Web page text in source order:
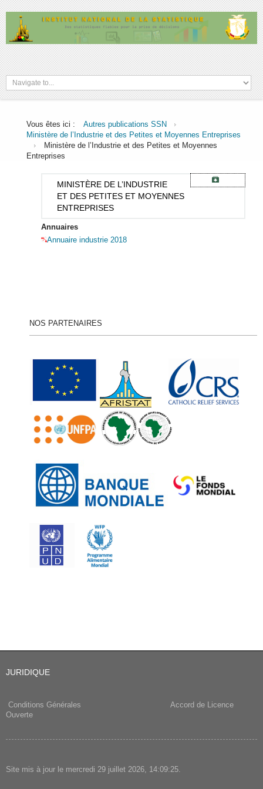
Vous êtes ici :
Autres publications SSN
Ministère de l’Industrie et des Petites et Moyennes Entreprises
Ministère de l’Industrie et des Petites et Moyennes
Entreprises
MINISTÈRE DE L’INDUSTRIE
ET DES PETITES ET MOYENNES
ENTREPRISES
Annuaires
Annuaire industrie 2018
NOS PARTENAIRES
JURIDIQUE
Conditions Générales
Accord de Licence
Ouverte
Site mis à jour le mercredi 29 juillet 2026, 14:09:25.